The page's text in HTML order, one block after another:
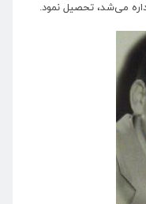
می‌شد، تحصیل نمود.